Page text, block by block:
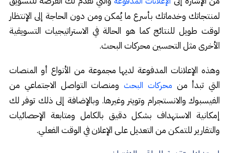
لمنتجاتك وخدماتك بأسرع ما يُمكن ومن دون الحاجة إلى الإنتظار
لوقت طويل للنتائج كما هو الحالة في الاستراتيجيات التسويقية
الأخرى مثل التحسين محركات البحث.
وهذه الإعلانات المدفوعة لديها مجموعة من الأنواع أو المنصات
التي تبدأ من محركات البحث ومنصات التواصل الاجتماعي من
الفيسبوك والانستجرام وتويتر وغيرها. وبالإضافة إلى ذلك توفر لك
إمكانية الاستهداف بشكل دقيق بالكامل ومتابعة الإحصائيات
والتقارير للتمكن من التعديل على الإعلان في الوقت الفعلي.